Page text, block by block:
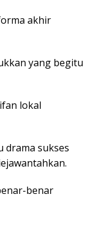
akhir
yang begitu
lokal
drama sukses
benar